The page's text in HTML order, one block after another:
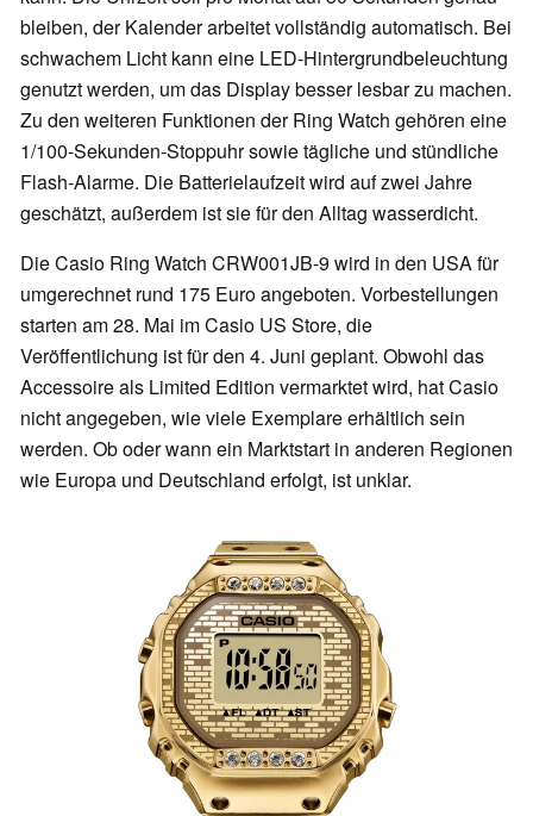
bleiben, der Kalender arbeitet vollständig automatisch. Bei
schwachem Licht kann eine LED-Hintergrundbeleuchtung
genutzt werden, um das Display besser lesbar zu machen.
Zu den weiteren Funktionen der Ring Watch gehören eine
1/100-Sekunden-Stoppuhr sowie tägliche und stündliche
Flash-Alarme. Die Batterielaufzeit wird auf zwei Jahre
geschätzt, außerdem ist sie für den Alltag wasserdicht.
Die Casio Ring Watch CRW001JB-9 wird in den USA für
umgerechnet rund 175 Euro angeboten. Vorbestellungen
starten am 28. Mai im Casio US Store, die
Veröffentlichung ist für den 4. Juni geplant. Obwohl das
Accessoire als Limited Edition vermarktet wird, hat Casio
nicht angegeben, wie viele Exemplare erhältlich sein
werden. Ob oder wann ein Marktstart in anderen Regionen
wie Europa und Deutschland erfolgt, ist unklar.